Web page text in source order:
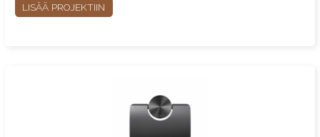
LISÄÄ PROJEKTIIN